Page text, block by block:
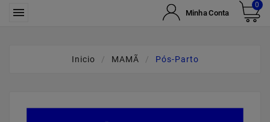
 Minha Conta
0
Inicio MAMÃ Pós-Parto